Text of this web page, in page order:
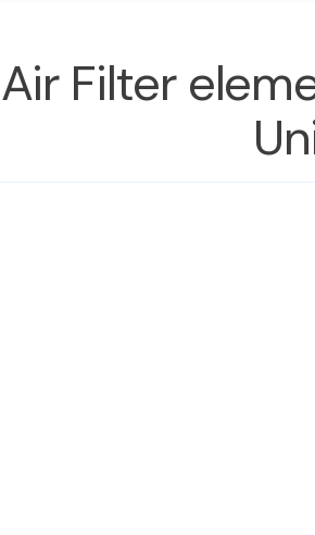
Air Filter